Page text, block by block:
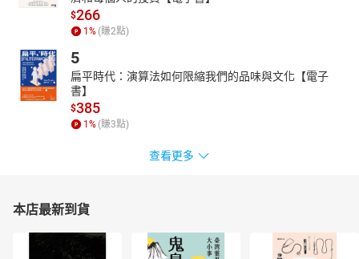
$266
1 % (賺2點)
5
扁平時代：演算法如何限縮我們的品味與文化【電子
書】
$385
1 % (賺3點)
查看更多
本店最新到貨